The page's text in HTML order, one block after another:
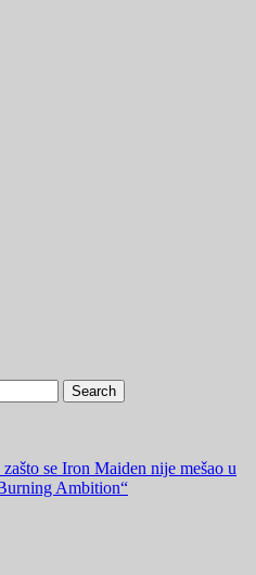
se Iron Maiden nije mešao u
Ambition“